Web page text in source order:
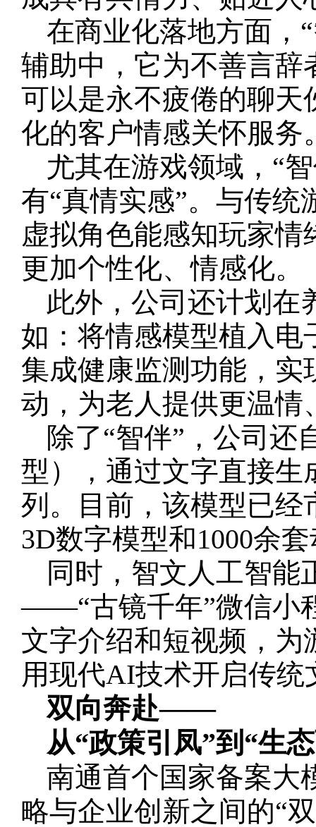
在商业化落地方面，
辅助中，它为不善言辞
可以是永不疲倦的聊天
化的客户情感关怀服务
尤其在游戏领域，“
有“真情实感”。与传统
虚拟角色能感知玩家
更加个性化、情感化。
此外，公司还计划在
如：将情感模型植入
集成健康监测功能，
动，为老人提供更温情
除了“智伴”，公司还
型），通过文字直接生
列。目前，该模型已经
3D数字模型和1000余
同时，智文人工智
——“古镜千年”微信小
文字介绍和短视频，
用现代AI技术开启传
双向奔赴——
从“政策引凤”到“生
南通首个国家备案大
略与企业创新之间的“